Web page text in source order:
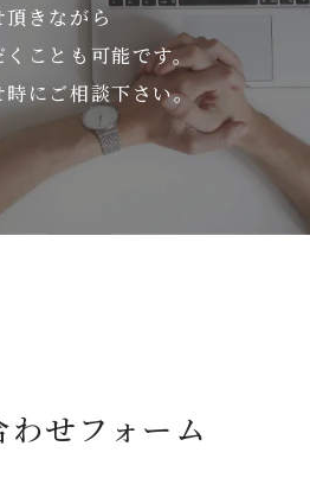
きながら
くことも可能です。
時にご相談下さい。
わせフォーム